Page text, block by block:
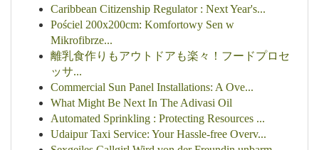
Caribbean Citizenship Regulator : Next Year's...
Pościel 200x200cm: Komfortowy Sen w
Mikrofibrze...
離乳食作りもアウトドアも楽々！フードプロセ
ッサ...
Commercial Sun Panel Installations: A Ove...
What Might Be Next In The Adivasi Oil
Automated Sprinkling : Protecting Resources ...
Udaipur Taxi Service: Your Hassle-free Overv...